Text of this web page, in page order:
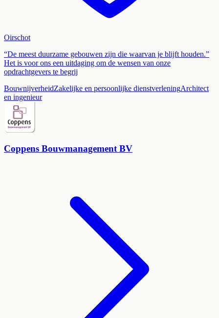
Oirschot
“De meest duurzame gebouwen zijn die waarvan je blijft houden.”
Het is voor ons een uitdaging om de wensen van onze
opdrachtgevers te begrij
BouwnijverheidZakelijke en persoonlijke dienstverleningArchitect
en ingenieur
Coppens Bouwmanagement BV